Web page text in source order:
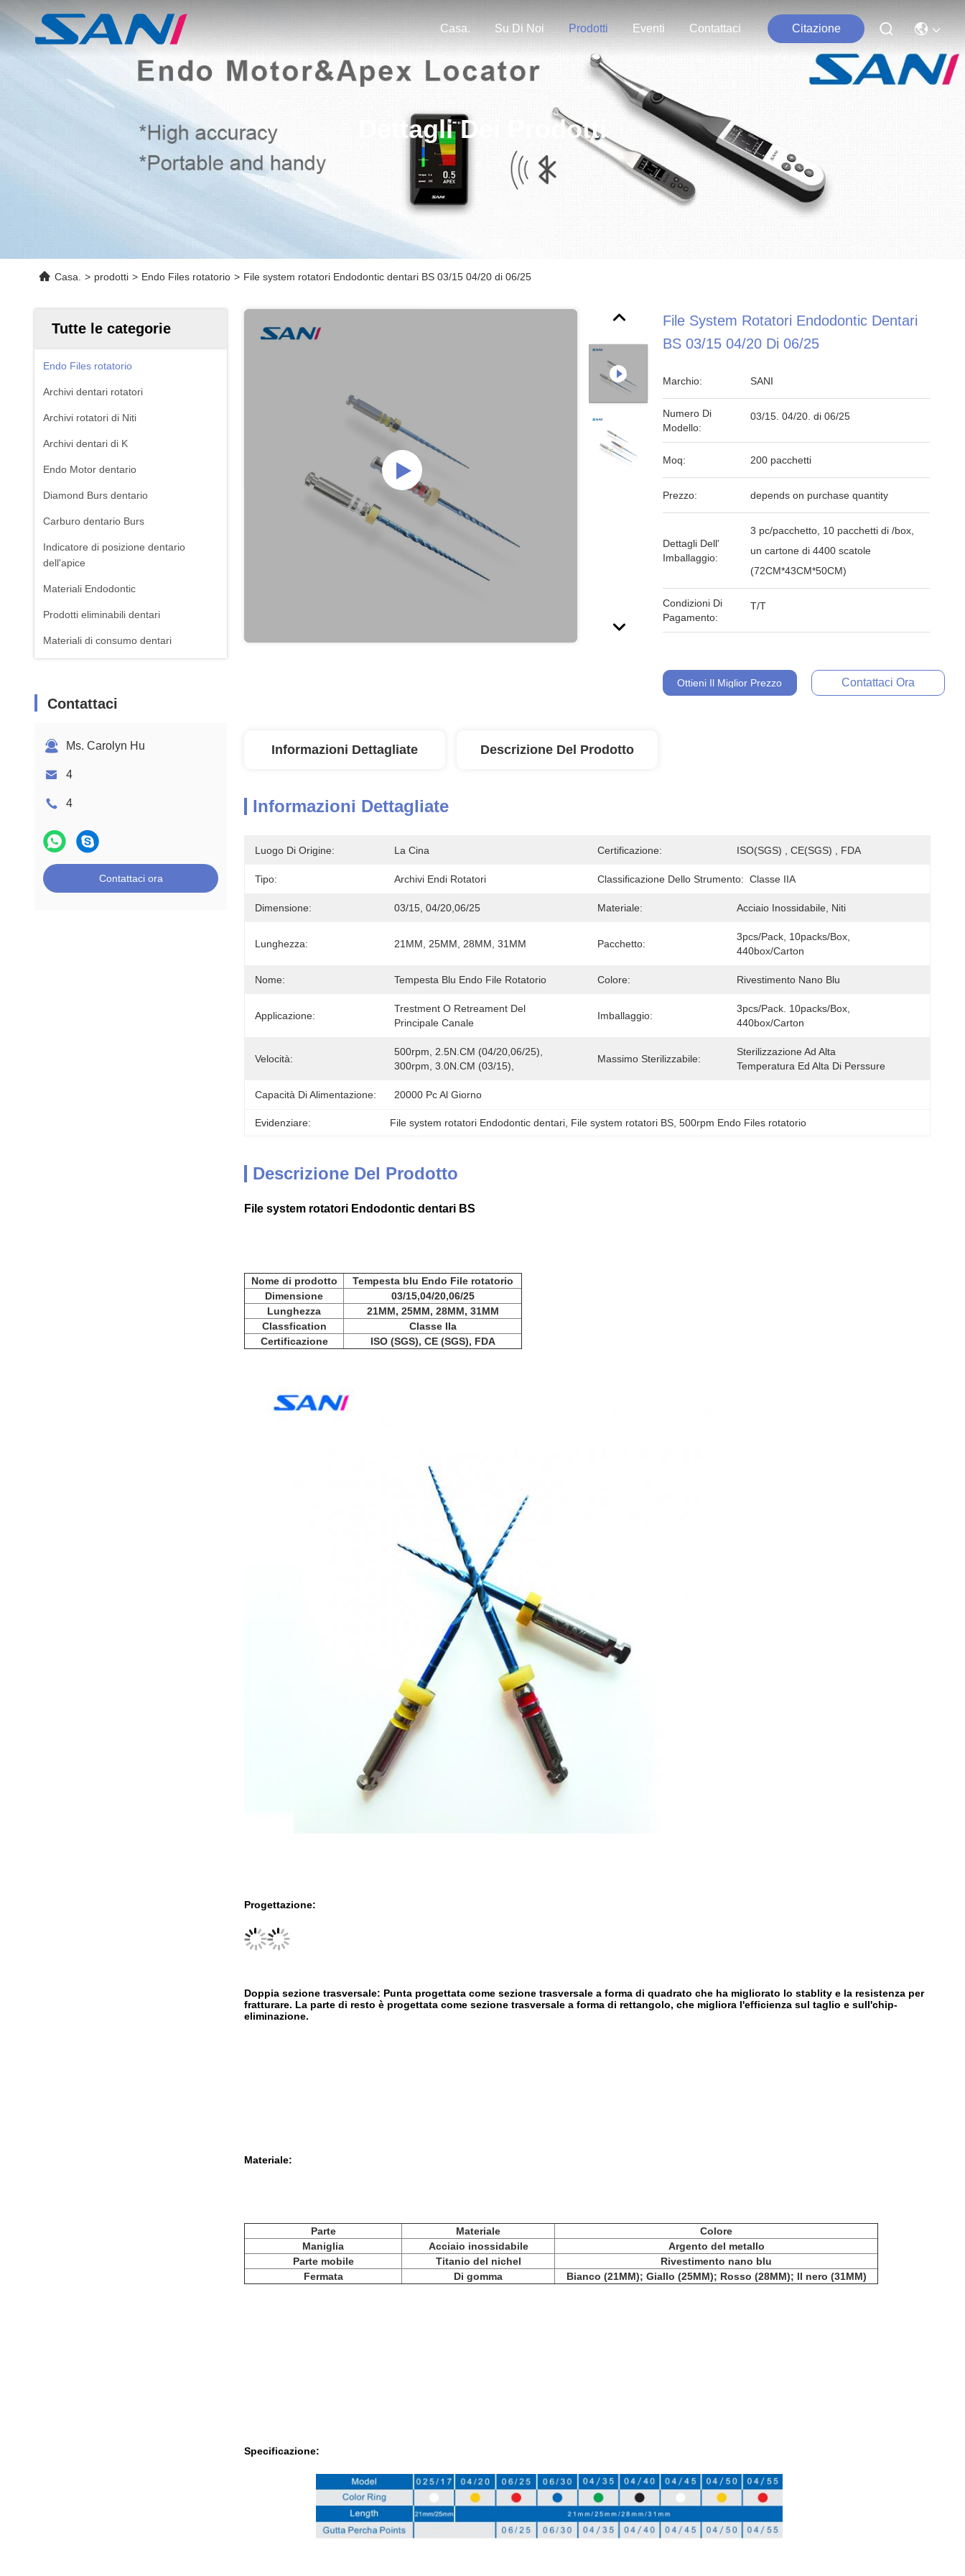
Casa. Su Di Noi Prodotti Eventi Contattaci Citazione
Dettagli Dei Prodotti
Casa. > prodotti > Endo Files rotatorio > File system rotatori Endodontic dentari BS 03/15 04/20 di 06/25
Tutte le categorie
Endo Files rotatorio
Archivi dentari rotatori
Archivi rotatori di Niti
Archivi dentari di K
Endo Motor dentario
Diamond Burs dentario
Carburo dentario Burs
Indicatore di posizione dentario
dell'apice
Materiali Endodontic
Prodotti eliminabili dentari
Materiali di consumo dentari
Contattaci
Ms. Carolyn Hu
4
4
Contattaci ora
File System Rotatori Endodontic Dentari
BS 03/15 04/20 Di 06/25
Marchio: SANI
Numero Di
Modello:
03/15. 04/20. di 06/25
Moq: 200 pacchetti
Prezzo: depends on purchase quantity
Dettagli Dell'
Imballaggio:
3 pc/pacchetto, 10 pacchetti di /box,
un cartone di 4400 scatole
(72CM*43CM*50CM)
Condizioni Di
Pagamento:
T/T
Ottieni Il Miglior Prezzo Contattaci Ora
Informazioni Dettagliate Descrizione Del Prodotto
Informazioni Dettagliate
Luogo Di Origine: La Cina Certificazione: ISO(SGS) , CE(SGS) , FDA
Tipo: Archivi Endi Rotatori Classificazione Dello Strumento: Classe IIA
Dimensione: 03/15, 04/20,06/25 Materiale: Acciaio Inossidabile, Niti
Lunghezza: 21MM, 25MM, 28MM, 31MM Pacchetto:
3pcs/Pack, 10packs/box,
440box/carton
Nome: Tempesta Blu Endo File Rotatorio Colore: Rivestimento Nano Blu
Applicazione:
Trestment O Retreament Del
Principale Canale
Imballaggio:
3pcs/pack. 10packs/box,
440box/carton
Velocità:
500rpm, 2.5N.CM (04/20,06/25),
300rpm, 3.0N.CM (03/15),
Massimo Sterilizzabile:
Sterilizzazione Ad Alta
Temperatura Ed Alta Di Perssure
Capacità Di Alimentazione: 20000 Pc Al Giorno
Evidenziare: File system rotatori Endodontic dentari File system rotatori BS , 500rpm Endo Files rotatorio
Descrizione Del Prodotto
File system rotatori Endodontic dentari BS
Nome di prodotto
Tempesta blu Endo File rotatorio
Dimensione
03/15,04/20,06/25
Lunghezza
21MM, 25MM, 28MM, 31MM
Classfication
Classe IIa
Certificazione
ISO (SGS), CE (SGS), FDA
Progettazione:
Doppia sezione trasversale: Punta progettata come sezione trasversale a forma di quadrato che ha migliorato lo stablity e la resistenza per
fratturare. La parte di resto è progettata come sezione trasversale a forma di rettangolo, che migliora l'efficienza sul taglio e sull'chip-
eliminazione.
Materiale:
Parte Materiale
Colore
Maniglia
Acciaio inossidabile
Argento del metallo
Parte mobile
Titanio del nichel
Rivestimento nano blu
Fermata
Di gomma Bianco (21MM); Giallo (25MM); Rosso (28MM); Il nero (31MM)
Specificazione: